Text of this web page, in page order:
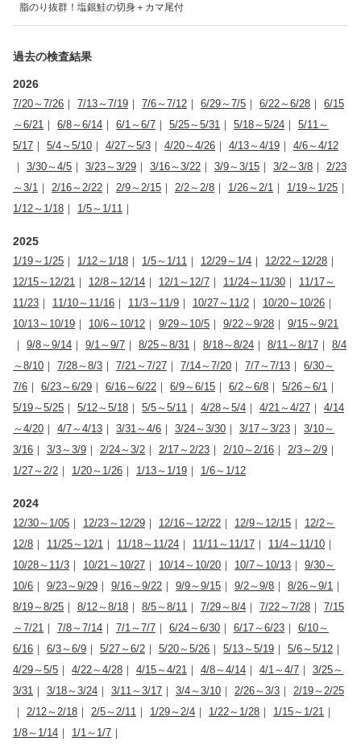
脂のり抜群！塩銀鮭の切身＋カマ尾付
過去の検査結果
2026
7/20～7/26 ｜ 7/13～7/19 ｜ 7/6～7/12 ｜ 6/29～7/5 ｜ 6/22～6/28 ｜ 6/15
～6/21 ｜ 6/8～6/14 ｜ 6/1～6/7 ｜ 5/25～5/31 ｜ 5/18～5/24 ｜ 5/11～
5/17 ｜ 5/4～5/10 ｜ 4/27～5/3 ｜ 4/20～4/26 ｜ 4/13～4/19 ｜ 4/6～4/12
｜ 3/30～4/5 ｜ 3/23～3/29 ｜ 3/16～3/22 ｜ 3/9～3/15 ｜ 3/2～3/8 ｜ 2/23
～3/1 ｜ 2/16～2/22 ｜ 2/9～2/15 ｜ 2/2～2/8 ｜ 1/26～2/1 ｜ 1/19～1/25 ｜
1/12～1/18 ｜ 1/5～1/11 ｜
2025
1/19～1/25 ｜ 1/12～1/18 ｜ 1/5～1/11 ｜ 12/29～1/4 ｜ 12/22～12/28 ｜
12/15～12/21 ｜ 12/8～12/14 ｜ 12/1～12/7 ｜ 11/24～11/30 ｜ 11/17～
11/23 ｜ 11/10～11/16 ｜ 11/3～11/9 ｜ 10/27～11/2 ｜ 10/20～10/26 ｜
10/13～10/19 ｜ 10/6～10/12 ｜ 9/29～10/5 ｜ 9/22～9/28 ｜ 9/15～9/21
｜ 9/8～9/14 ｜ 9/1～9/7 ｜ 8/25～8/31 ｜ 8/18～8/24 ｜ 8/11～8/17 ｜ 8/4
～8/10 ｜ 7/28～8/3 ｜ 7/21～7/27 ｜ 7/14～7/20 ｜ 7/7～7/13 ｜ 6/30～
7/6 ｜ 6/23～6/29 ｜ 6/16～6/22 ｜ 6/9～6/15 ｜ 6/2～6/8 ｜ 5/26～6/1 ｜
5/19～5/25 ｜ 5/12～5/18 ｜ 5/5～5/11 ｜ 4/28～5/4 ｜ 4/21～4/27 ｜ 4/14
～4/20 ｜ 4/7～4/13 ｜ 3/31～4/6 ｜ 3/24～3/30 ｜ 3/17～3/23 ｜ 3/10～
3/16 ｜ 3/3～3/9 ｜ 2/24～3/2 ｜ 2/17～2/23 ｜ 2/10～2/16 ｜ 2/3～2/9 ｜
1/27～2/2 ｜ 1/20～1/26 ｜ 1/13～1/19 ｜ 1/6～1/12
2024
12/30～1/05 ｜ 12/23～12/29 ｜ 12/16～12/22 ｜ 12/9～12/15 ｜ 12/2～
12/8 ｜ 11/25～12/1 ｜ 11/18～11/24 ｜ 11/11～11/17 ｜ 11/4～11/10 ｜
10/28～11/3 ｜ 10/21～10/27 ｜ 10/14～10/20 ｜ 10/7～10/13 ｜ 9/30～
10/6 ｜ 9/23～9/29 ｜ 9/16～9/22 ｜ 9/9～9/15 ｜ 9/2～9/8 ｜ 8/26～9/1 ｜
8/19～8/25 ｜ 8/12～8/18 ｜ 8/5～8/11 ｜ 7/29～8/4 ｜ 7/22～7/28 ｜ 7/15
～7/21 ｜ 7/8～7/14 ｜ 7/1～7/7 ｜ 6/24～6/30 ｜ 6/17～6/23 ｜ 6/10～
6/16 ｜ 6/3～6/9 ｜ 5/27～6/2 ｜ 5/20～5/26 ｜ 5/13～5/19 ｜ 5/6～5/12 ｜
4/29～5/5 ｜ 4/22～4/28 ｜ 4/15～4/21 ｜ 4/8～4/14 ｜ 4/1～4/7 ｜ 3/25～
3/31 ｜ 3/18～3/24 ｜ 3/11～3/17 ｜ 3/4～3/10 ｜ 2/26～3/3 ｜ 2/19～2/25
｜ 2/12～2/18 ｜ 2/5～2/11 ｜ 1/29～2/4 ｜ 1/22～1/28 ｜ 1/15～1/21 ｜
1/8～1/14 ｜ 1/1～1/7 ｜